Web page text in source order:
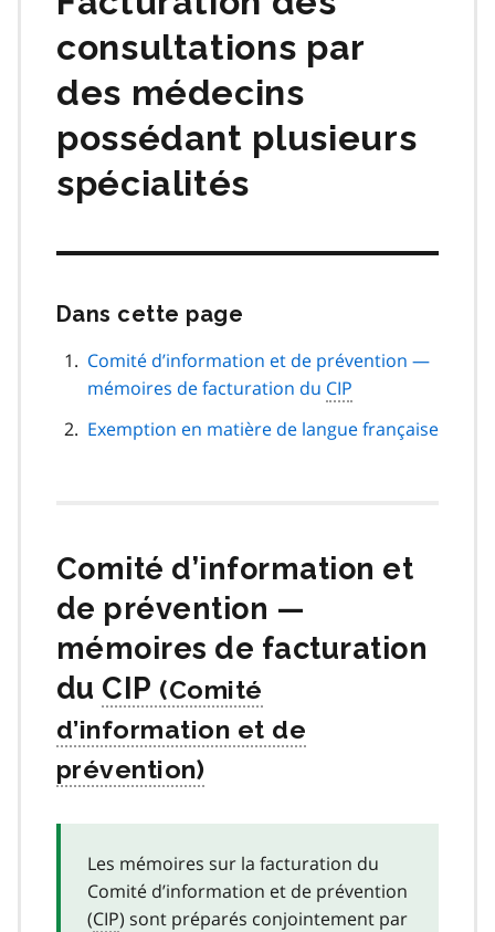
consultations par
des médecins
possédant plusieurs
spécialités
Dans cette page
navigation
page
Comité d’information et de prévention —
mémoires de facturation du CIP
Exemption en matière de langue française
Comité d’information et
de prévention —
mémoires de facturation
du CIP
Les mémoires sur la facturation du
Comité d’information et de prévention
(CIP) sont préparés conjointement par